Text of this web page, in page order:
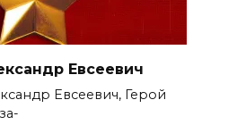
Евсеевич
Евсеевич, Герой